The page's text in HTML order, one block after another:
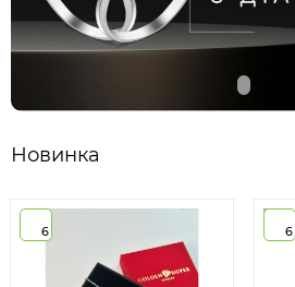
Новинка
6 6